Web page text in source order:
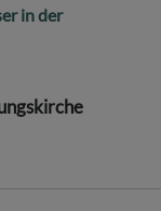
in der